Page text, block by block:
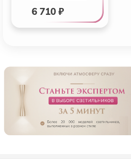
6 710 ₽